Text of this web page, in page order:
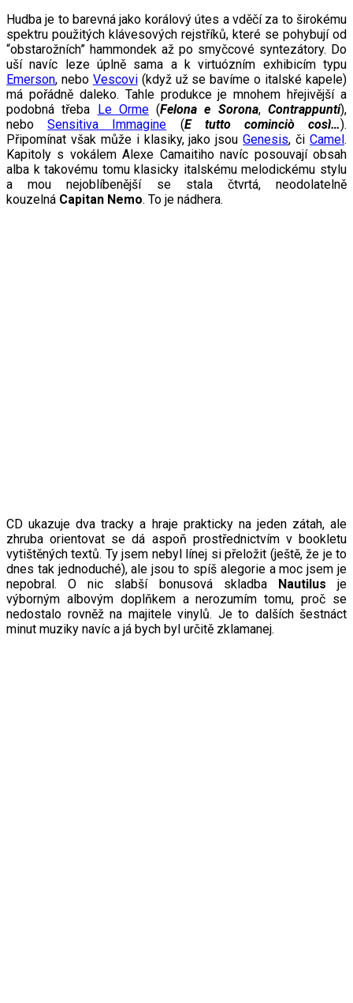
Hudba je to barevná jako korálový útes a vděčí za to širokému
spektru použitých klávesových rejstříků, které se pohybují od
“obstarožních” hammondek až po smyčcové syntezátory. Do
uší navíc leze úplně sama a k virtuózním exhibicím typu
Emerson, nebo Vescovi(když už se bavíme o italské kapele)
má pořádně daleko. Tahle produkce je mnohem hřejivější a
podobná třeba Le Orme(Felona e Sorona,Contrappunti),
neboSensitiva Immagine (E tutto cominciò così…).
Připomínat však může i klasiky, jako jsouGenesis, čiCamel.
Kapitoly s vokálem Alexe Camaitiho navíc posouvají obsah
alba k takovému tomu klasicky italskému melodickému stylu
a mou nejoblíbenější se stala čtvrtá, neodolatelně
kouzelná Capitan Nemo. To je nádhera.
CD ukazuje dva tracky a hraje prakticky na jeden zátah, ale
zhruba orientovat se dá aspoň prostřednictvím v bookletu
vytištěných textů. Ty jsem nebyl línej si přeložit (ještě, že je to
dnes tak jednoduché), ale jsou to spíš alegorie a moc jsem je
nepobral. O nic slabší bonusová skladba Nautilus je
výborným albovým doplňkem a nerozumím tomu, proč se
nedostalo rovněž na majitele vinylů. Je to dalších šestnáct
minut muziky navíc a já bych byl určitě zklamanej.